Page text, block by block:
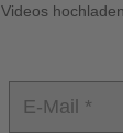
hochladen